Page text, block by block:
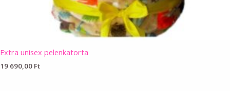
Extra unisex pelenkatorta
19 690,00 Ft